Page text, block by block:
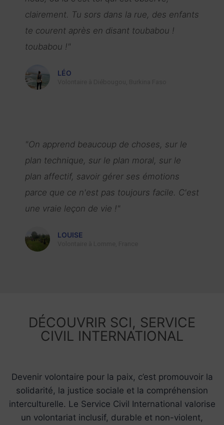
clairement. Tu sors dans la rue, des enfants
te courent après en disant toubabou !
toubabou !"
LÉO
"On apprend beaucoup de choses, sur le
plan technique, sur le plan moral, sur le
plan affectif, savoir gérer ses émotions
parce que ce n'est pas toujours facile. C'est
une vraie leçon de vie !"
LOUISE
DÉCOUVRIR SCI, SERVICE
CIVIL INTERNATIONAL​
Devenir volontaire pour la paix, c’est promouvoir la
solidarité, la justice sociale et la compréhension
interculturelle. Le Service Civil International valorise
un volontariat inclusif, durable et non-violent,